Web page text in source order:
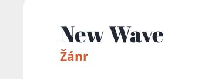
New Wave
Žánr